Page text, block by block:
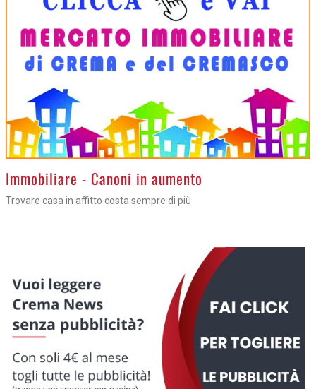
>Immobiliare - Canoni in aumento
Trovare casa in affitto costa sempre di più